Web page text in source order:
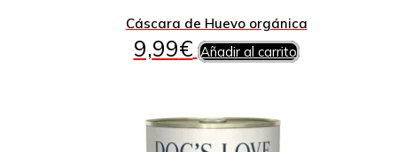
Cáscara de Huevo orgánica
9,99€ Añadir al carrito